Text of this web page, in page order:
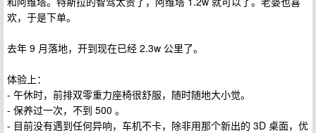
欢，于是下单。
去年 9 月落地，开到现在已经 2.3w 公里了。
体验上：
- 午休时，前排双零重力座椅很舒服，随时随地大小觉。
- 保养过一次，不到 500 。
- 目前没有遇到任何异响，车机不卡，除非用那个新出的 3D 桌面，优